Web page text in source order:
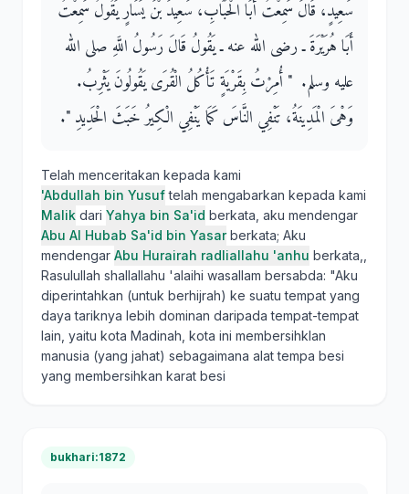
سَعِيدٍ، قَالَ سَمِعْتُ أَبَا الْحُبَابِ، سَعِيدَ بْنَ يَسَارٍ يَقُولُ سَمِعْتُ
أَبَا هُرَيْرَةَ ـ رضى الله عنه ـ يَقُولُ قَالَ رَسُولُ اللَّهِ صلى الله
عليه وسلم‏.‏ ‏ "‏ أُمِرْتُ بِقَرْيَةٍ تَأْكُلُ الْقُرَى يَقُولُونَ يَثْرِبُ‏.‏
وَهْىَ الْمَدِينَةُ، تَنْفِي النَّاسَ كَمَا يَنْفِي الْكِيرُ خَبَثَ الْحَدِيدِ ‏"‏‏.‏
Telah menceritakan kepada kami
'Abdullah bin Yusuftelah mengabarkan kepada kami
Malik dari Yahya bin Sa'id berkata, aku mendengar
Abu Al Hubab Sa'id bin Yasarberkata; Aku
mendengar Abu Hurairah radliallahu 'anhu berkata,,
Rasulullah shallallahu 'alaihi wasallam bersabda: "Aku
diperintahkan (untuk berhijrah) ke suatu tempat yang
daya tariknya lebih dominan daripada tempat-tempat
lain, yaitu kota Madinah, kota ini membersihklan
manusia (yang jahat) sebagaimana alat tempa besi
yang membersihkan karat besi
bukhari:1872